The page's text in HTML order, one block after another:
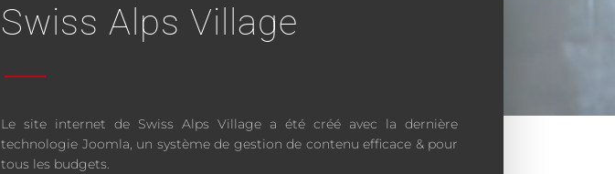
Swiss Alps Village
Le site internet de Swiss Alps Village a été créé avec la dernière
technologie Joomla, un système de gestion de contenu efficace & pour
tous les budgets.